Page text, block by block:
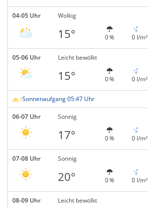
04-05 Uhr Wolkig
15° 0 % 0 l/m²
05-06 Uhr Leicht bewölkt
15° 0 % 0 l/m²
Sonnenaufgang 05:47 Uhr
06-07 Uhr Sonnig
17° 0 % 0 l/m²
07-08 Uhr Sonnig
20° 0 % 0 l/m²
08-09 Uhr Leicht bewölkt